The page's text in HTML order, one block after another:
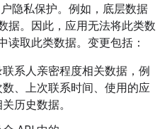
隐私保护。例如，底层数据
据。因此，应用无法将此类数
读取此类数据。变更包括：
系人亲密程度相关数据，例
、上次联系时间、使用的应
历史数据。